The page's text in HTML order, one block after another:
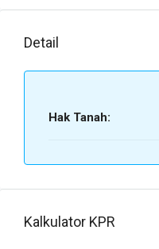
Detail
Hak Tanah:
Kalkulator KPR